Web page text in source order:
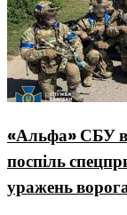
«Альфа» СБУ
поспіль
уражень